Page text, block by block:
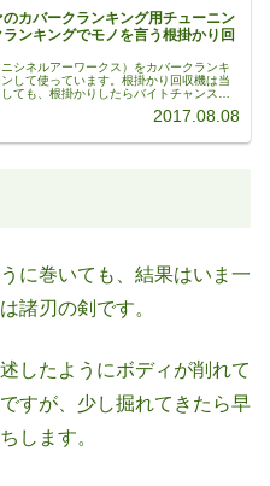
カバークランキング用チューニン
ンキングでモノを言う根掛かり回
シネルアーワークス）をカバークランキ
して使っています。根掛かり回収機は当
ても、根掛かりしたらバイトチャンスを
2017.08.08
に巻いても、結果はいま一
諸刃の剣です。
したようにボディが削れて
すが、少し掘れてきたら早
します。